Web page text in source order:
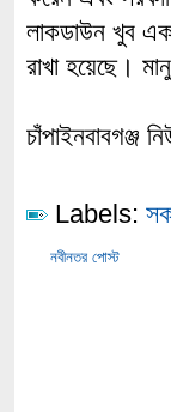
লাকডাউন খুব
রাখা হয়েছে।
চাঁপাইনবাবগঞ্জ
Labels:
নবীনতর পোস্ট